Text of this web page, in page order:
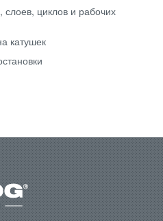
слоев, циклов и рабочих
катушек